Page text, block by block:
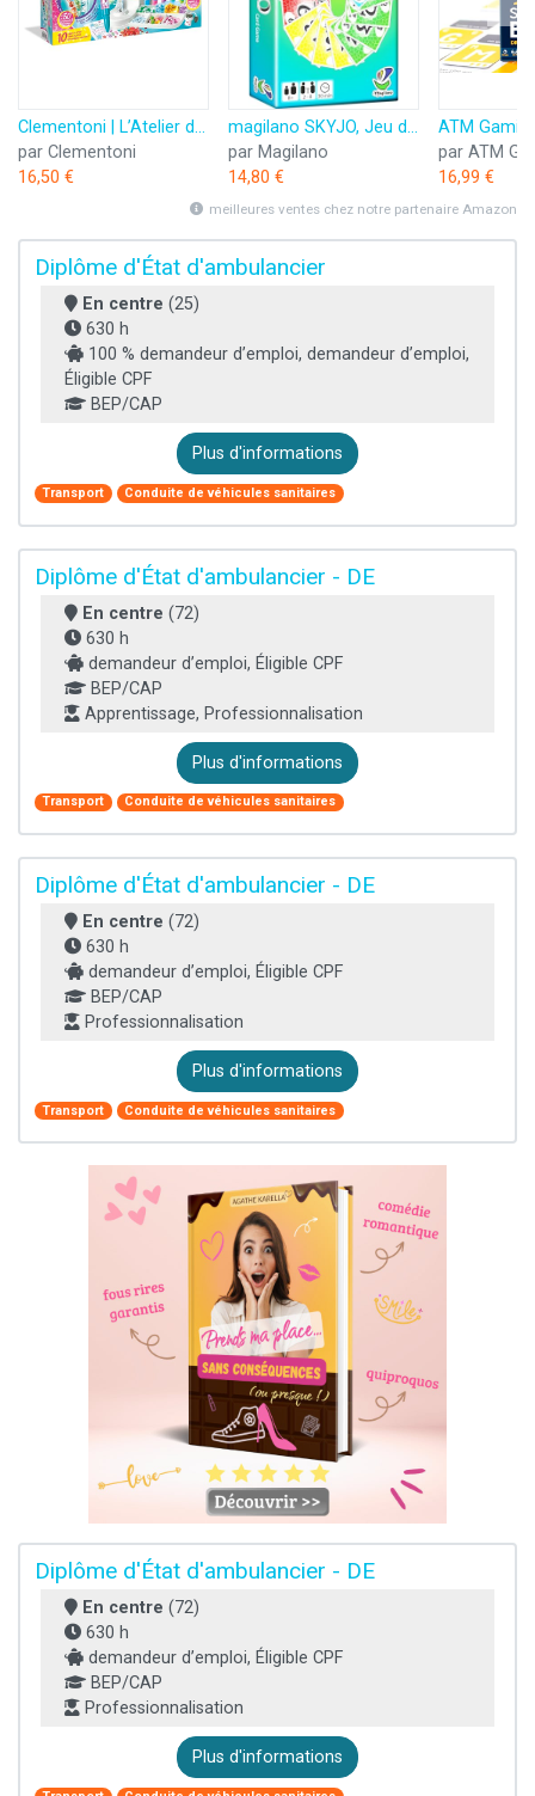
Clementoni | L’Atelier des Stylos pour Enfants 6 Ans+ | Kit Créatif DIY avec 10 Stylos à Personnaliser | Plus de 50 Accessoires : Paillettes, Perles, Figurines | Activité Manuelle et Cadeau Créatif
par Clementoni
16,50 €
magilano SKYJO, Jeu de Cartes Amusant pour Les Jeunes et Les Moins Jeunes, des soirées de Jeu Amusantes dans Le Cercle d'amis et de Famille.
par Magilano
14,80 €
par ATM
16,99 €
meilleures ventes chez notre partenaire Amazon
Diplôme d'État d'ambulancier
En centre (25)
630 h
100 % demandeur d’emploi, demandeur d’emploi,
Éligible CPF
BEP/CAP
Plus d'informations
Transport Conduite de véhicules sanitaires
Diplôme d'État d'ambulancier - DE
En centre (72)
630 h
demandeur d’emploi, Éligible CPF
BEP/CAP
Apprentissage, Professionnalisation
Plus d'informations
Transport Conduite de véhicules sanitaires
Diplôme d'État d'ambulancier - DE
En centre (72)
630 h
demandeur d’emploi, Éligible CPF
BEP/CAP
Professionnalisation
Plus d'informations
Transport Conduite de véhicules sanitaires
Diplôme d'État d'ambulancier - DE
En centre (72)
630 h
demandeur d’emploi, Éligible CPF
BEP/CAP
Professionnalisation
Plus d'informations